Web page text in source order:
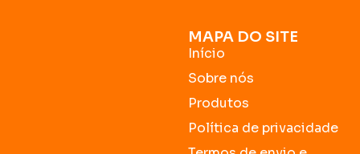
MAPA DO SITE
Início
Sobre nós
Produtos
Política de privacidade